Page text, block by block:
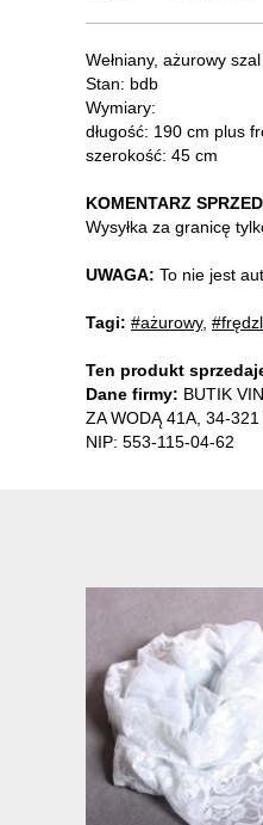
Wełniany, ażurowy
Stan: bdb
Wymiary:
długość: 190 cm plus
szerokość: 45 cm
KOMENTARZ
Wysyłka za granicę
UWAGA: To nie jest
Tagi: #ażurowy,
Ten produkt
Dane firmy: BUTIK
ZA WODĄ 41A, 34-
NIP: 553-115-04-62